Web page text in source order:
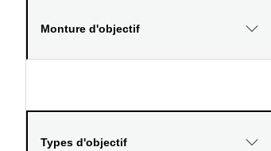
Monture d'objectif
Types d'objectif